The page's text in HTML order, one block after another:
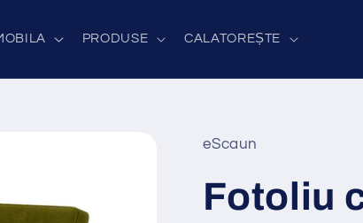
PRODUSE CALATOREȘTE
eScaun
Fotoliu